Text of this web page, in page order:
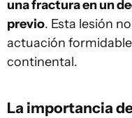
una fractura en un
previo. Esta lesión
actuación
continental.
La importancia